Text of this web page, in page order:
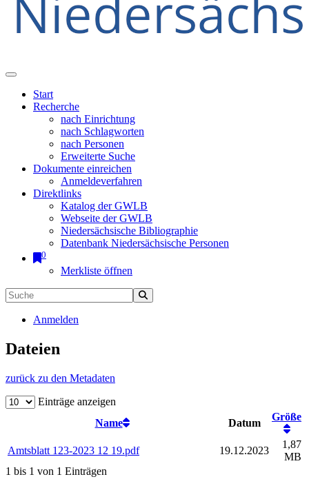
Start
Recherche
nach Einrichtung
nach Schlagworten
nach Personen
Erweiterte Suche
Dokumente einreichen
Anmeldeverfahren
Direktlinks
Katalog der GWLB
Webseite der GWLB
Niedersächsische Bibliographie
Datenbank Niedersächsische Personen
0
Merkliste öffnen
Anmelden
Dateien
zurück zu den Metadaten
Einträge anzeigen
Name
Datum
Größe
Amtsblatt 123-2023 12 19.pdf 19.12.2023
1,87
MB
1 bis 1 von 1 Einträgen